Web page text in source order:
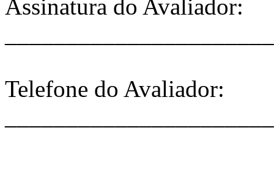
Assinatura do Avaliador:
Telefone do Avaliador: